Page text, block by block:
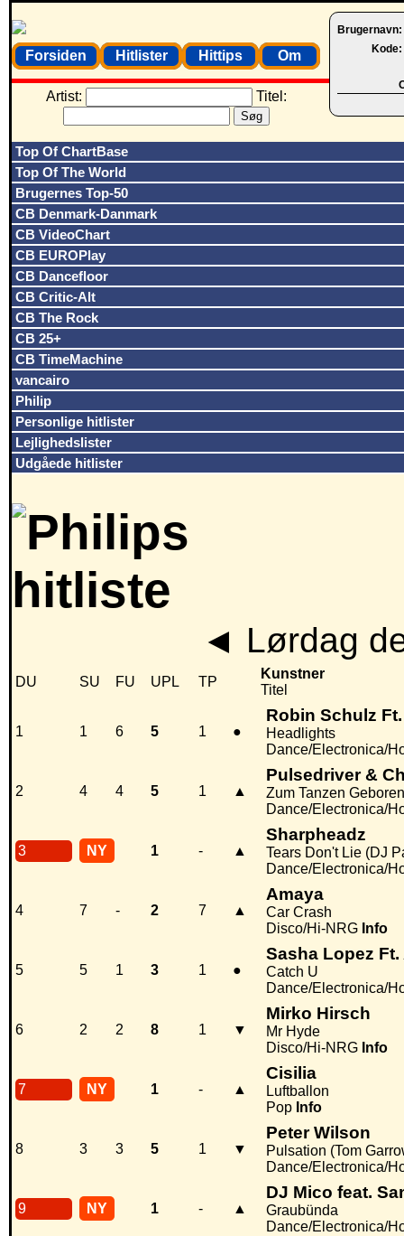
Brugernavn:
Kode:
Forsiden Hitlister Hittips Om
Artist: Titel:
Top Of ChartBase
Top Of The World
Brugernes Top-50
CB Denmark-Danmark
CB VideoChart
CB EUROPlay
CB Dancefloor
CB Critic-Alt
CB The Rock
CB 25+
CB TimeMachine
vancairo
Philip
Personlige hitlister
Lejlighedslister
Udgåede hitlister
◄ Lørdag
DU SU FU UPL TP
Kunstner
Titel
1 1 6 5 1 ●
Robin Schulz
Headlights
Dance/Electronica/
2 4 4 5 1 ▲
Pulsedriver &
Zum Tanzen Geboren
Dance/Electronica/
3 NY 1 - ▲
Sharpheadz
Tears Don't Lie (DJ
Dance/Electronica/
4 7 - 2 7 ▲
Amaya
Car Crash
Disco/Hi-NRG Info
5 5 1 3 1 ●
Sasha Lopez
Catch U
Dance/Electronica/
6 2 2 8 1 ▼
Mirko Hirsch
Mr Hyde
Disco/Hi-NRG Info
7 NY 1 - ▲
Cisilia
Luftballon
Pop Info
8 3 3 5 1 ▼
Peter Wilson
Pulsation (Tom
Dance/Electronica/
9 NY 1 - ▲
DJ Mico feat.
Graubünda
Dance/Electronica/